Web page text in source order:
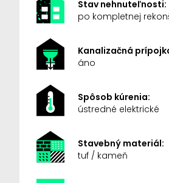
Stav nehnuteľnosti:
po kompletnej
Kanalizačná
áno
Spôsob kúrenia:
ústredné elektrické
Stavebný materiál:
tuf / kameň